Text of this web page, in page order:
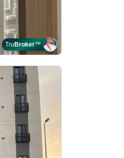
TruBroker™